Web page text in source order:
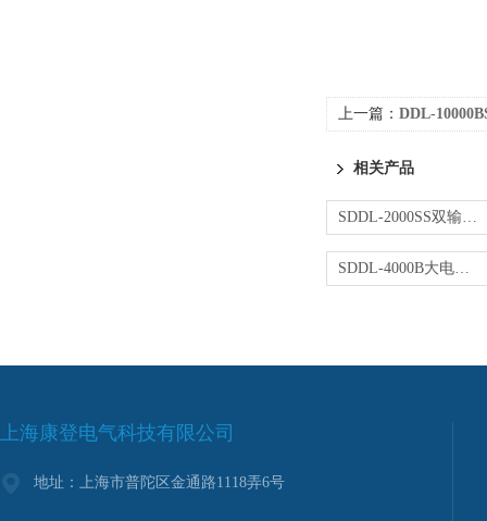
上一篇： DDL-
相关产品
SDDL-2000SS双输出大电流发生器
SDDL-4000B大电流发生器
上海康登电气科技有限公司
地址：上海市普陀区金通路1118弄6号